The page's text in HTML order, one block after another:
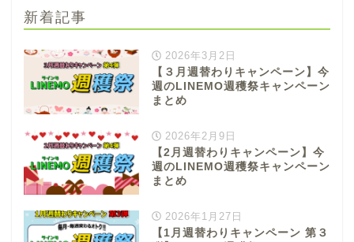
新着記事
2026年3月2日
【３月週替わりキャンペーン】今
週のLINEMO週穫祭キャンペーン
まとめ
2026年2月9日
【2月週替わりキャンペーン】今
週のLINEMO週穫祭キャンペーン
まとめ
2026年1月27日
【1月週替わりキャンペーン 第３